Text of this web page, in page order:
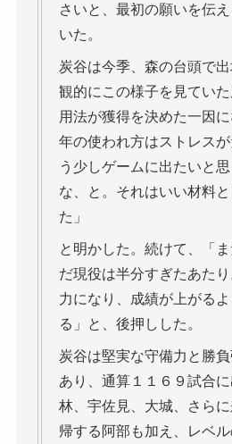
さいと、最初の願いを伝
いた。
炭谷は今季、森の台頭で
観的にこの様子を見てい
用法が獲得を決めた一因
年の使われ方はストレス
う少しゲームに出たいと
な、と。それはいい材料
た」
と明かした。続けて、「
だ現役は半分すぎたあたり
力になり、成績が上がる
る」と、後押しした。
炭谷は堅実な守備力と勝
あり、通算１１６９試合
林、宇佐見、大城、さら
帰する阿部も加え、レベ